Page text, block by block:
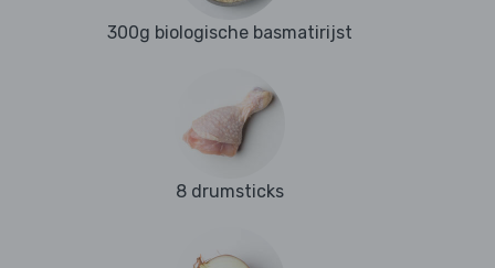
300g biologische basmatirijst
8 drumsticks